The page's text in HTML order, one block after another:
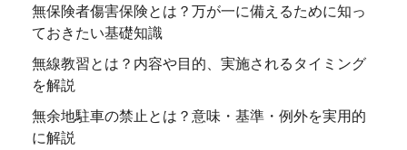
無保険者傷害保険とは？万が一に備えるために知っ
ておきたい基礎知識
無線教習とは？内容や目的、実施されるタイミング
を解説
無余地駐車の禁止とは？意味・基準・例外を実用的
に解説